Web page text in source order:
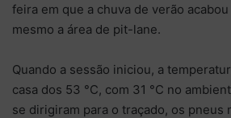
feira em que a chuva de verão
mesmo a área de pit-lane.
Quando a sessão iniciou, a
casa dos 53 °C, com 31 °C no
se dirigiram para o traçado, os pneus